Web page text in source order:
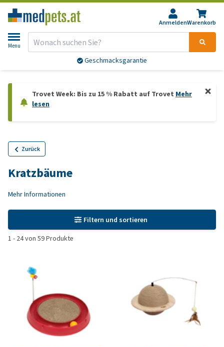
AnmeldenWarenkorb
Menu
Geschmacksgarantie
Trovet Week: Bis zu 15 % Rabatt auf Trovet Mehr
lesen
Zurück
Kratzbäume
Mehr Informationen
Filtern und sortieren
1 - 24von 59Produkte